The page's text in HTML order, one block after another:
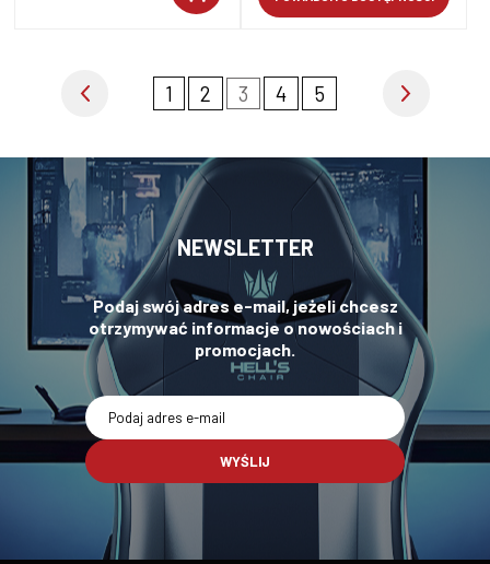
1 2 3 4 5
NEWSLETTER
Podaj swój adres e-mail, jeżeli chcesz
otrzymywać informacje o nowościach i
promocjach.
WYŚLIJ